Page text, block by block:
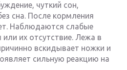
чуткий сон,
сна. После кормления
Наблюдаются слабые
их отсутствие. Лежа в
вскидывает ножки и
сильную реакцию на